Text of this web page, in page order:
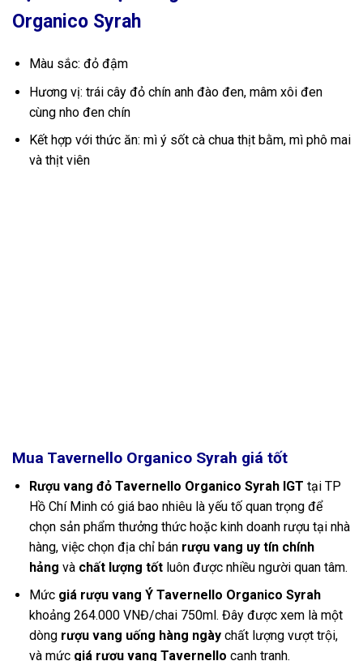
Organico Syrah
Màu sắc: đỏ đậm
Hương vị: trái cây đỏ chín anh đào đen, mâm xôi đen
cùng nho đen chín
Kết hợp với thức ăn: mì ý sốt cà chua thịt bằm, mì phô mai
và thịt viên
Mua Tavernello Organico Syrah giá tốt
Rượu vang đỏ Tavernello Organico Syrah IGT tại TP
Hồ Chí Minh có giá bao nhiêu là yếu tố quan trọng để
chọn sản phẩm thưởng thức hoặc kinh doanh rượu tại nhà
hàng, việc chọn địa chỉ bán rượu vang uy tín chính
hảng và chất lượng tốt luôn được nhiều người quan tâm.
Mức giá rượu vang Ý Tavernello Organico Syrah
khoảng 264.000 VNĐ/chai 750ml. Đây được xem là một
dòng rượu vang uống hàng ngàychất lượng vượt trội,
và mức giá rượu vang Tavernello cạnh tranh.